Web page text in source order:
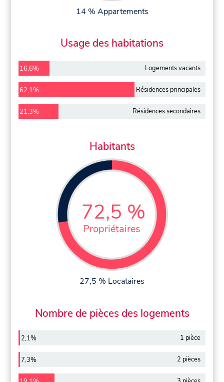
14 % Appartements
Usage des habitations
16,6% Logements vacants
62,1% Résidences principales
21,3% Résidences secondaires
Habitants
72,5 %
Propriétaires
27,5 % Locataires
Nombre de pièces des logements
2,1% 1 pièce
7,3% 2 pièces